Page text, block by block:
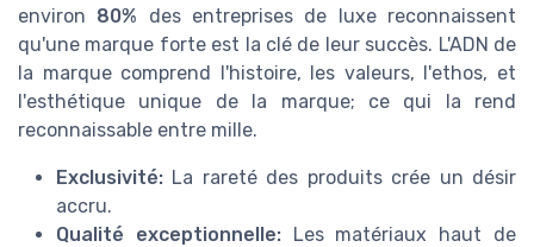
environ 80% des entreprises de luxe reconnaissent
qu'une marque forte est la clé de leur succès. L'ADN de
la marque comprend l'histoire, les valeurs, l'ethos, et
l'esthétique unique de la marque; ce qui la rend
reconnaissable entre mille.
Exclusivité: La rareté des produits crée un désir
accru.
Qualité exceptionnelle:Les matériaux haut de